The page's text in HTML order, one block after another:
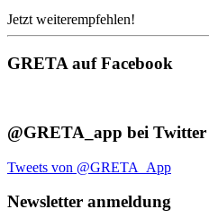
Jetzt weiterempfehlen!
GRETA auf Facebook
@GRETA_app bei Twitter
Tweets von @GRETA_App
Newsletter anmeldung